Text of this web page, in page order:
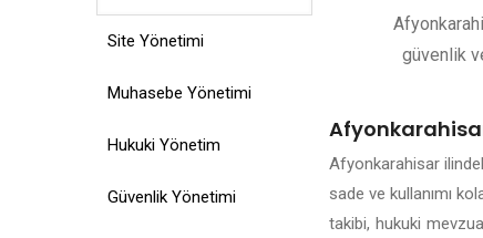
Site Yönetimi
Muhasebe Yönetimi
Hukuki Yönetim
Güvenlik Yönetimi
güvenlik
Afyonkarahisar
sade ve kullanımı
takibi, hukuki